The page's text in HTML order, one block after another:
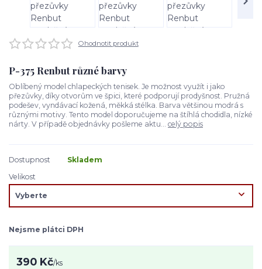
Ohodnotit produkt
P-375 Renbut různé barvy
Oblíbený model chlapeckých tenisek. Je možnost využít i jako
přezůvky, díky otvorům ve špici, které podporují prodyšnost. Pružná
podešev, vyndávací kožená, měkká stélka. Barva většinou modrá s
různými motivy. Tento model doporučujeme na štíhlá chodidla, nízké
nárty. V případě objednávky pošleme aktu... celý popis
Dostupnost
Skladem
Velikost
Nejsme plátci DPH
390 Kč/ks